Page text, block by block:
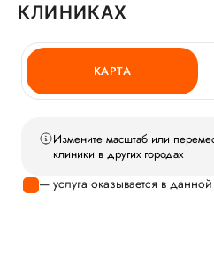
КЛИНИКАХ
КАРТА
Измените масштаб или
клиники в других городах
— услуга оказывается в